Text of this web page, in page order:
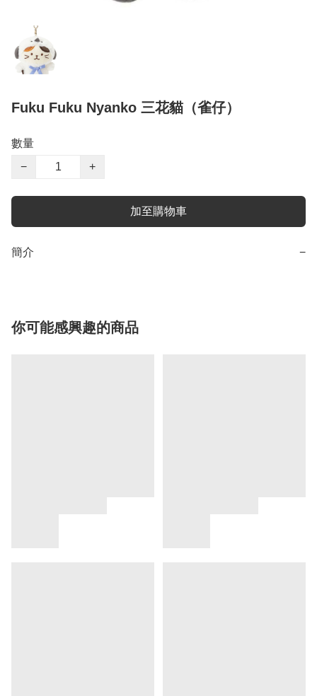
Fuku Fuku Nyanko 三花貓（雀仔）
數量
−
+
加至購物車
簡介 −
你可能感興趣的商品